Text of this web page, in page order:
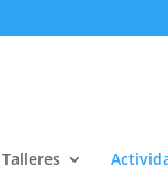
Talleres